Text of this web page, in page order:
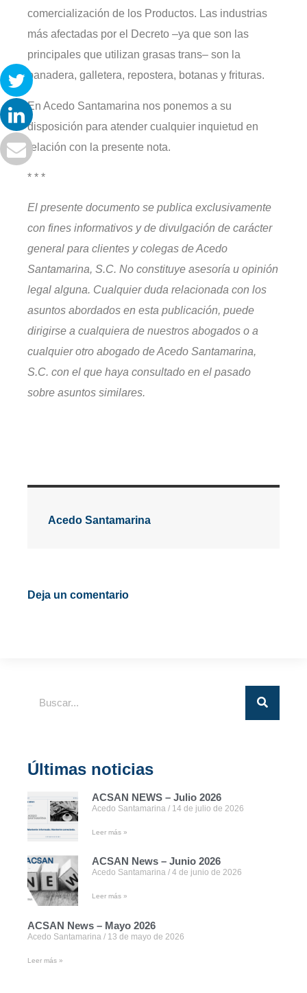
comercialización de los Productos. Las industrias
más afectadas por el Decreto –ya que son las
principales que utilizan grasas trans– son la
panadera, galletera, repostera, botanas y frituras.
En Acedo Santamarina nos ponemos a su
disposición para atender cualquier inquietud en
relación con la presente nota.
* * *
El presente documento se publica exclusivamente
con fines informativos y de divulgación de carácter
general para clientes y colegas de Acedo
Santamarina, S.C. No constituye asesoría u opinión
legal alguna. Cualquier duda relacionada con los
asuntos abordados en esta publicación, puede
dirigirse a cualquiera de nuestros abogados o a
cualquier otro abogado de Acedo Santamarina,
S.C. con el que haya consultado en el pasado
sobre asuntos similares.
Acedo Santamarina
Deja un comentario
Últimas noticias
ACSAN NEWS – Julio 2026
Acedo Santamarina 14 de julio de 2026
Leer más »
ACSAN News – Junio 2026
Acedo Santamarina 4 de junio de 2026
Leer más »
ACSAN News – Mayo 2026
Acedo Santamarina 13 de mayo de 2026
Leer más »